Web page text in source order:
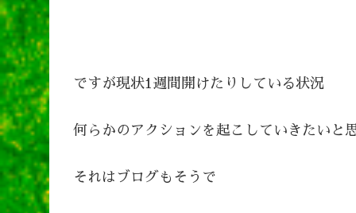
ですが現状1週間開けたりしている状況
何らかのアクションを起こしていきたいと
それはブログもそうで